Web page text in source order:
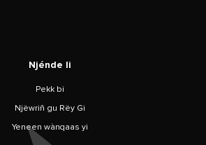
Njénde li
Pekk bi
Njëwriñ gu Rëy Gi
Yeneen wànqaas yi